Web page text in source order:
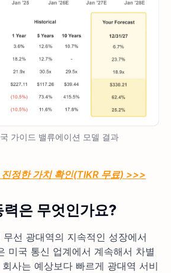
가이드 밸류에이션 모델 결과
정한 가치 확인(TIKR 무료) >>>
은 무엇인가요?
선 광대역의 지속적인 성장에서
미국 통신 업계에서 계속해서 차별
사는 예상보다 빠르게 광대역 서비